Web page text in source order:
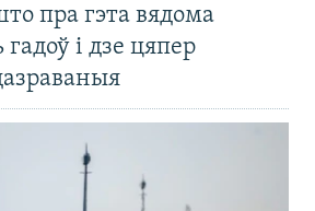
пра гэта вядома
гадоў і дзе цяпер